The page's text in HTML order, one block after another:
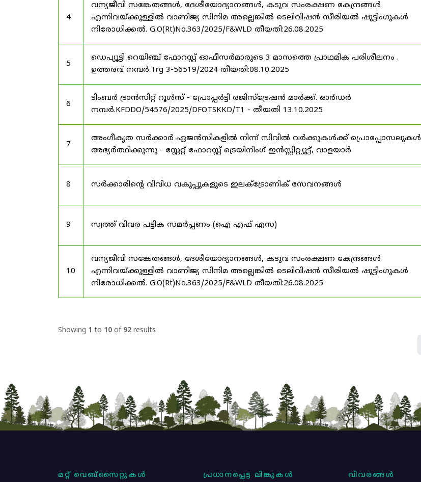
4
വന്യജീവി സങ്കേതങ്ങൾ, ദേശീയോദ്യാനങ്ങൾ, കടുവ സംരക്ഷണ കേന്ദ്രങ്ങൾ
എന്നിവയ്ക്കുള്ളിൽ വാണിജ്യ സിനിമ അല്ലെങ്കിൽ ടെലിവിഷൻ സീരിയൽ ഷൂട്ടിംഗുകൾ
നിരോധിക്കൽ. G.O(Rt)No.363/2025/F&WLD തീയതി:26.08.2025
5
ഡെപ്യൂട്ടി റെയിഞ്ച് ഫോറസ്റ്റ് ഓഫീസർമാരുടെ 3 മാസത്തെ പ്രാഥമിക പരിശീലനം .
ഉത്തരവ് നമ്പർ.Trg 3-56519/2024 തീയതി:08.10.2025
6
ടിംബർ ട്രാൻസിറ്റ് റൂൾസ് - പ്രോപ്പർട്ടി രജിസ്ട്രേഷൻ മാർക്ക്. ഓർഡർ
നമ്പർ.KFDDO/54576/2025/DFOTSKKD/T1 - തീയതി 13.10.2025
7
അംഗീകൃത സർക്കാർ ഏജൻസികളിൽ നിന്ന് സിവിൽ വർക്കുകൾക്ക് പ്രൊപ്പോസലുകൾ
അഭ്യർത്ഥിക്കുന്നു - സ്റ്റേറ്റ് ഫോറസ്റ്റ് ട്രെയിനിംഗ് ഇൻസ്റ്റിറ്റ്യൂട്ട്, വാളയാർ
8 സർക്കാരിന്റെ വിവിധ വകുപ്പുകളുടെ ഇലക്ട്രോണിക് സേവനങ്ങൾ
9 സ്വത്ത് വിവര പട്ടിക സമർപ്പണം (ഐ എഫ് എസ)
10
വന്യജീവി സങ്കേതങ്ങൾ, ദേശീയോദ്യാനങ്ങൾ, കടുവ സംരക്ഷണ കേന്ദ്രങ്ങൾ
എന്നിവയ്ക്കുള്ളിൽ വാണിജ്യ സിനിമ അല്ലെങ്കിൽ ടെലിവിഷൻ സീരിയൽ ഷൂട്ടിംഗുകൾ
നിരോധിക്കൽ. G.O(Rt)No.363/2025/F&WLD തീയതി:26.08.2025
Showing 1 to 10 of 92 results
മറ്റ് വെബ്സൈറ്റുകൾ പ്രധാനപ്പെട്ട ലിങ്കുകൾ വിവരങ്ങൾ